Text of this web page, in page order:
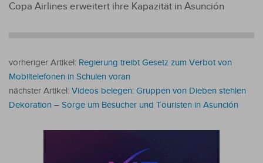
Copa Airlines erweitert ihre Kapazität in Asunción
vorheriger Artikel: Regierung treibt Gesetz zum Verbot von
Mobiltelefonen in Schulen voran
nächster Artikel: Videos belegen: Gruppen von Dieben stehlen
Dekoration – Sorge um Besucher und Touristen in Asunción